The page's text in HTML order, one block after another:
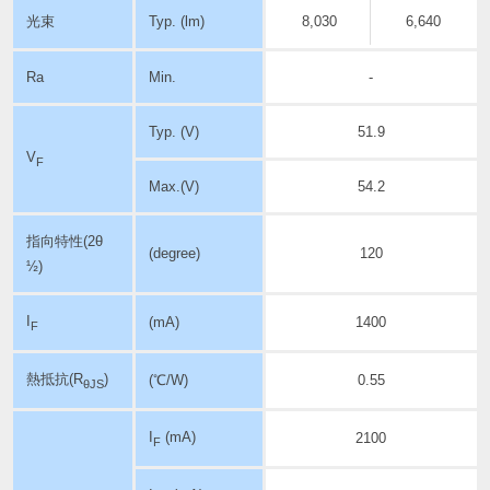
光束 Typ. (lm) 8,030 6,640
Ra Min. -
VF
Typ. (V) 51.9
Max.(V) 54.2
指向特性(2θ
½)
(degree) 120
F (mA) 1400
熱抵抗(RθJS) (℃/W) 0.55
F(mA) 2100